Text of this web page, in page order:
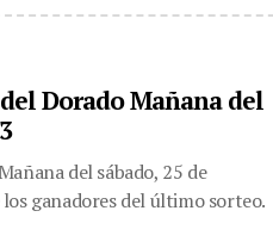
Dorado Mañana del
del sábado, 25 de
ganadores del último sorteo.